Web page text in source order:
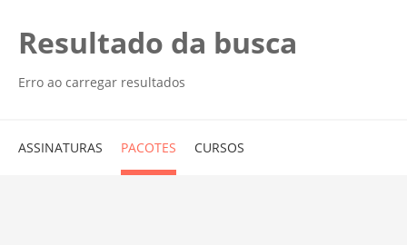
Resultado da busca
Erro ao carregar resultados
ASSINATURAS PACOTES CURSOS